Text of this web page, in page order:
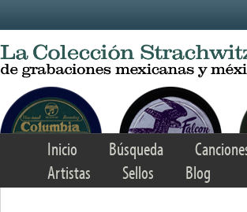
Inicio Búsqueda
Artistas
Sellos Blog